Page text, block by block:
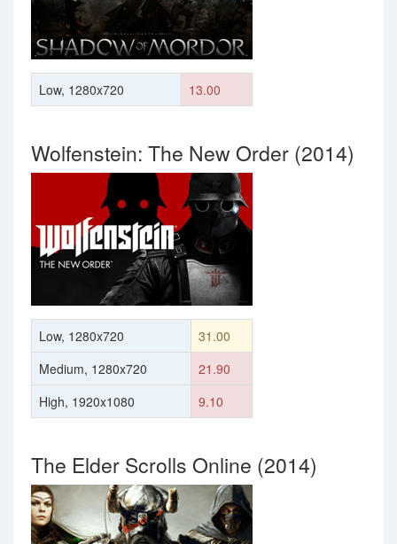
Low, 1280x720 13.00
Wolfenstein: The New Order (2014)
Low, 1280x720
31.00
Medium, 1280x720
21.90
High, 1920x1080
9.10
The Elder Scrolls Online (2014)